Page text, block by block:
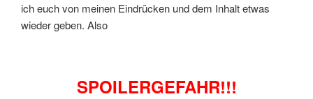
ich euch von meinen Eindrücken und dem Inhalt etwas
wieder geben. Also
SPOILERGEFAHR!!!